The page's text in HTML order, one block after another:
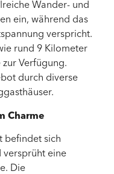
Wander- und
ein, während das
verspricht.
rund 9 Kilometer
Verfügung.
durch diverse
Charme
befindet sich
versprüht eine
Die